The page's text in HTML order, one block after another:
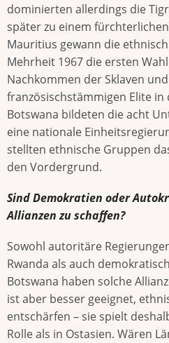
dominierten allerdings die
später zu einem
Mauritius gewann die
Mehrheit 1967 die ersten
Nachkommen der Sklaven
französischstämmigen Elite in
Botswana bildeten die acht
eine nationale
stellten ethnische Gruppen
den Vordergrund.
Sind Demokratien oder
Allianzen zu schaffen?
Sowohl autoritäre
Rwanda als auch
Botswana haben solche
ist aber besser geeignet,
entschärfen – sie spielt
Rolle als in Ostasien. Wären